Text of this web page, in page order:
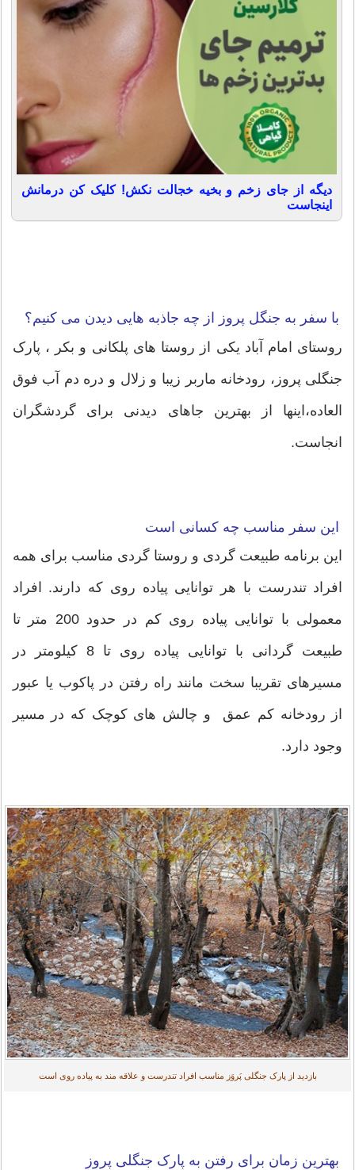
دیگه از جای زخم و بخیه خجالت نکش! کلیک کن درمانش
اینجاست
با سفر به جنگل پروز از چه جاذبه هایی دیدن می کنیم؟
روستای امام آباد یکی از روستا های پلکانی و بکر ، پارک
جنگلی پروز، رودخانه ماربر زیبا و زلال و دره دم آب فوق
العاده،اینها از بهترین جاهای دیدنی برای گردشگران
انجاست.
این سفر مناسب چه کسانی است
این برنامه طبیعت گردی و روستا گردی مناسب برای همه
افراد تندرست با هر توانایی پیاده روی که دارند. افراد
معمولی با توانایی پیاده روی کم در حدود 200 متر تا
طبیعت گردانی با توانایی پیاده روی تا 8 کیلومتر در
مسیرهای تقریبا سخت مانند راه رفتن در پاکوب یا عبور
از رودخانه کم عمق و چالش های کوچک که در مسیر
وجود دارد.
بازدید از پارک جنگلی پَروَز مناسب افراد تندرست و علاقه مند به پیاده روی است
بهترین زمان برای رفتن به پارک جنگلی پروز